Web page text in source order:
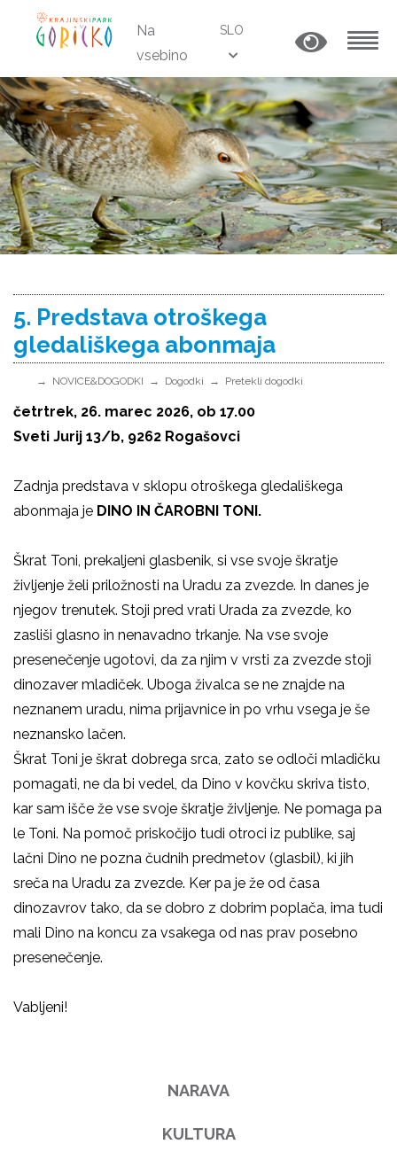
Na
vsebino
SLO
5. Predstava otroškega
gledališkega abonmaja
NOVICE&DOGODKI Dogodki Pretekli dogodki
četrtrek, 26. marec 2026, ob 17.00
Sveti Jurij 13/b, 9262 Rogašovci
Zadnja predstava v sklopu otroškega gledališkega
abonmaja je DINO IN ČAROBNI TONI.
Škrat Toni, prekaljeni glasbenik, si vse svoje škratje
življenje želi priložnosti na Uradu za zvezde. In danes je
njegov trenutek. Stoji pred vrati Urada za zvezde, ko
zasliši glasno in nenavadno trkanje. Na vse svoje
presenečenje ugotovi, da za njim v vrsti za zvezde stoji
dinozaver mladiček. Uboga živalca se ne znajde na
neznanem uradu, nima prijavnice in po vrhu vsega je še
neznansko lačen.
Škrat Toni je škrat dobrega srca, zato se odloči mladičku
pomagati, ne da bi vedel, da Dino v kovčku skriva tisto,
kar sam išče že vse svoje škratje življenje. Ne pomaga pa
le Toni. Na pomoč priskočijo tudi otroci iz publike, saj
lačni Dino ne pozna čudnih predmetov (glasbil), ki jih
sreča na Uradu za zvezde. Ker pa je že od časa
dinozavrov tako, da se dobro z dobrim poplača, ima tudi
mali Dino na koncu za vsakega od nas prav posebno
presenečenje.
Vabljeni!
NARAVA
KULTURA